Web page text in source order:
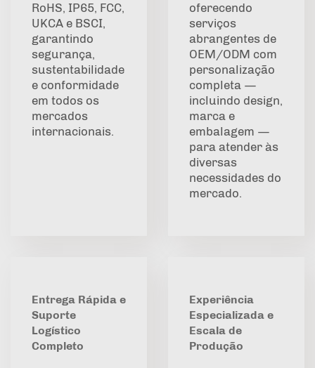
RoHS, IP65, FCC,
UKCA e BSCI,
garantindo
segurança,
sustentabilidade
e conformidade
em todos os
mercados
internacionais.
oferecendo
serviços
abrangentes de
OEM/ODM com
personalização
completa —
incluindo design,
marca e
embalagem —
para atender às
diversas
necessidades do
mercado.
Entrega Rápida e
Suporte
Logístico
Completo
Experiência
Especializada e
Escala de
Produção